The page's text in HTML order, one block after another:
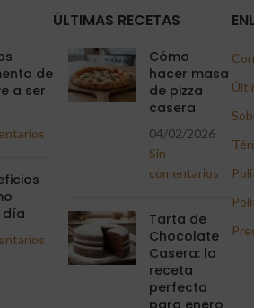
de
a ser
día
ÚLTIMAS RECETAS
Cómo
hacer masa
de pizza
casera
04/02/2026
Sin
comentarios
Tarta de
Chocolate
Casera: la
receta
perfecta
para enero